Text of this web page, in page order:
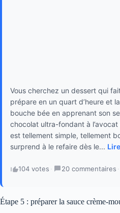
Vous cherchez un dessert qui
prépare en un quart d’heure et
bouche bée en apprenant son
chocolat ultra-fondant à
est tellement simple, tellement
surprend à le refaire dès le...
104 votes · 20 commentaires ·
Étape 5 : préparer la sauce crème-